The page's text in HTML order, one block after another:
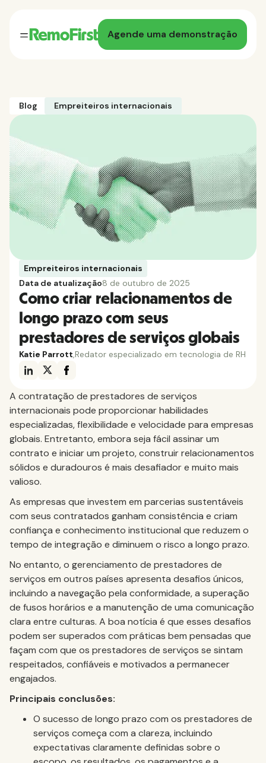
Agende uma demonstração
Blog Empreiteiros internacionais
Empreiteiros internacionais
Data de atualização8 de outubro de 2025
Como criar relacionamentos de
longo prazo com seus
prestadores de serviços globais
Katie Parrott Redator especializado em tecnologia de RH
A contratação de prestadores de serviços
internacionais pode proporcionar habilidades
especializadas, flexibilidade e velocidade para empresas
globais. Entretanto, embora seja fácil assinar um
contrato e iniciar um projeto, construir relacionamentos
sólidos e duradouros é mais desafiador e muito mais
valioso.
As empresas que investem em parcerias sustentáveis
com seus contratados ganham consistência e criam
confiança e conhecimento institucional que reduzem o
tempo de integração e diminuem o risco a longo prazo.
No entanto, o gerenciamento de prestadores de
serviços em outros países apresenta desafios únicos,
incluindo a navegação pela conformidade, a superação
de fusos horários e a manutenção de uma comunicação
clara entre culturas. A boa notícia é que esses desafios
podem ser superados com práticas bem pensadas que
façam com que os prestadores de serviços se sintam
respeitados, confiáveis e motivados a permanecer
engajados.
Principais conclusões:
O sucesso de longo prazo com os prestadores de
serviços começa com a clareza, incluindo
expectativas claramente definidas sobre o